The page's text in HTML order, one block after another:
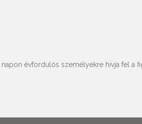
évfordulós személyekre hívja fel a